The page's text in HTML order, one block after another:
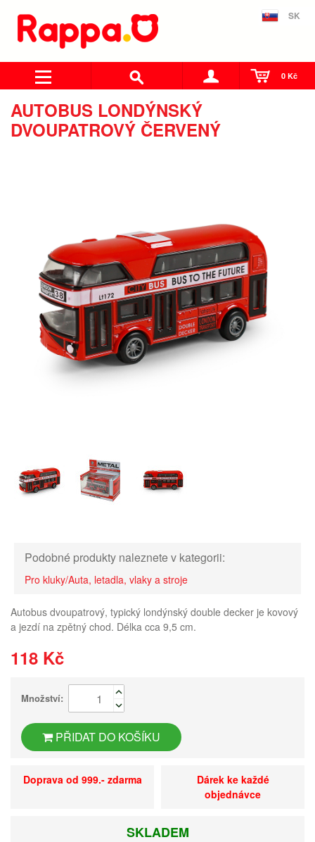
SK
0 Kč
AUTOBUS LONDÝNSKÝ
DVOUPATROVÝ ČERVENÝ
Podobné produkty naleznete v kategorii:
Pro kluky/Auta, letadla, vlaky a stroje
Autobus dvoupatrový, typický londýnský double decker je kovový
a jezdí na zpětný chod. Délka cca 9,5 cm.
118 Kč
Množství:
PŘIDAT DO KOŠÍKU
Doprava od 999.- zdarma
Dárek ke každé
objednávce
SKLADEM